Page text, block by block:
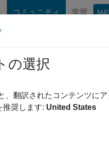
コミュニティ 学習
Louigarde
30日 前
0Following:0
の選択
、翻訳されたコンテンツに
推奨します: United States